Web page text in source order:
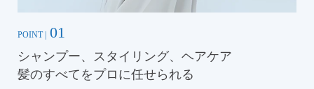
POINT | 01
シャンプー、スタイリング、ヘアケア
髪のすべてをプロに任せられる